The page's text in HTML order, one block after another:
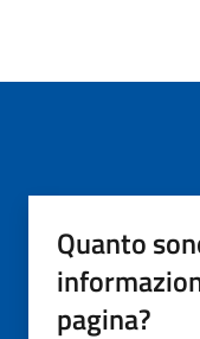
Quanto
pagina?